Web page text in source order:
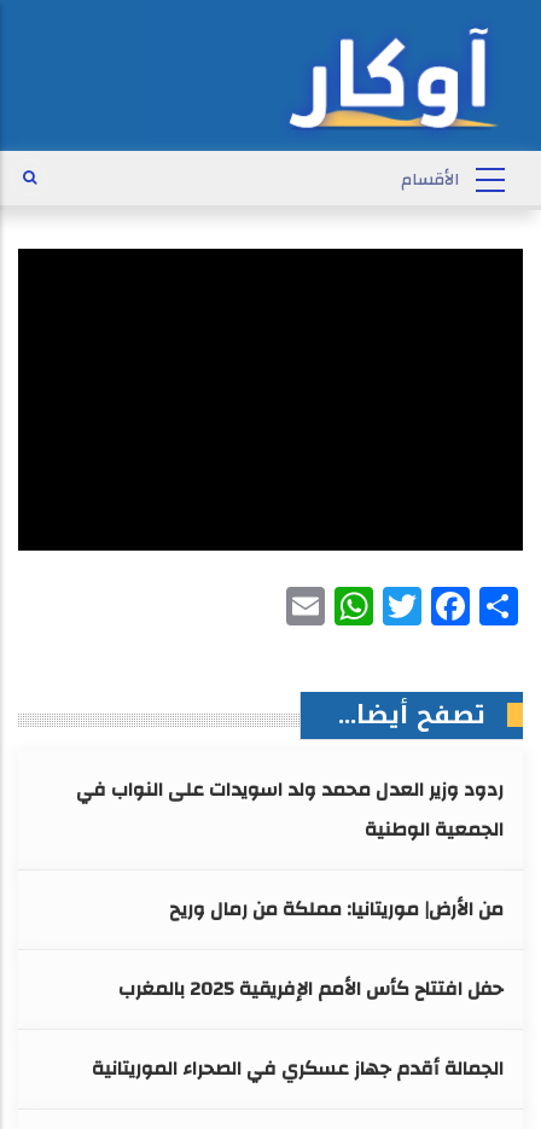
سر الدوائر العجينة في موريتانيا
Share
Facebook
Twitter
WhatsApp
تصفح أيضا...
ردود وزير العدل محمد ولد اسويدات على النواب في
الجمعية الوطنية
من الأرض| موريتانيا: مملكة من رمال وريح
حفل افتتاح كأس الأمم الإفريقية 2025 بالمغرب
الجمالة أقدم جهاز عسكري في الصحراء الموريتانية